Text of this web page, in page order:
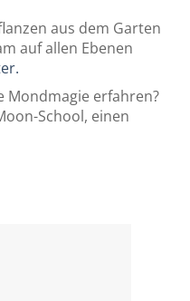
aus dem Garten
auf allen Ebenen
Mondmagie erfahren?
School, einen